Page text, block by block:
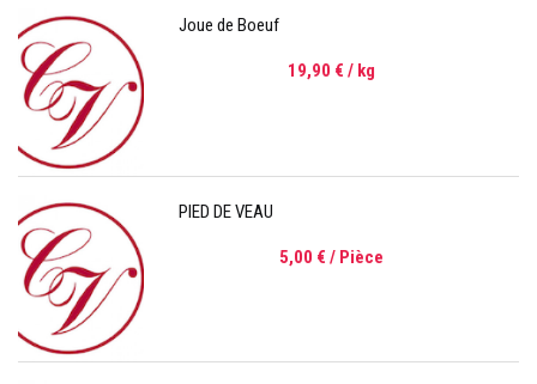
Joue de Boeuf
19,90 € / kg
PIED DE VEAU
5,00 € / Pièce